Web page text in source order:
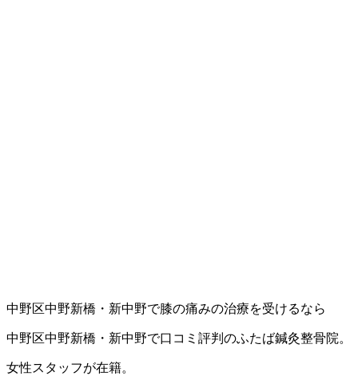
中野区中野新橋・新中野で膝の痛みの治療を受けるなら
中野区中野新橋・新中野で口コミ評判のふたば鍼灸整骨院。
女性スタッフが在籍。